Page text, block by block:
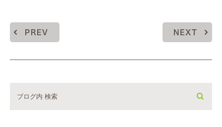
PREV NEXT